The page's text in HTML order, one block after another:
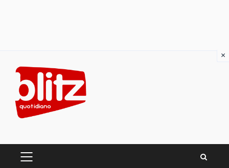
content
PRIMARY
×